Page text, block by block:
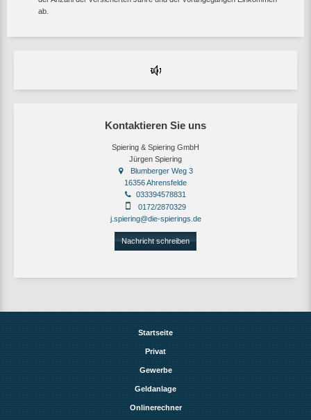
Kontaktieren Sie uns
Spiering & Spiering GmbH
Jürgen Spiering
Blumberger Weg 3
16356 Ahrensfelde
033394578831
0172/2870329
j.spiering@die-spierings.de
Nachricht schreiben
ab.
Startseite
Privat
Gewerbe
Geldanlage
Onlinerechner